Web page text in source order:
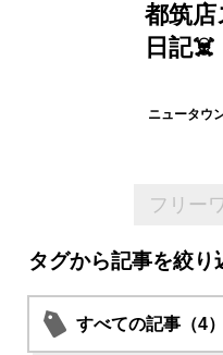
都筑店
日記☠️
ニュータウ
タグから記事を絞り
すべての記事（4）